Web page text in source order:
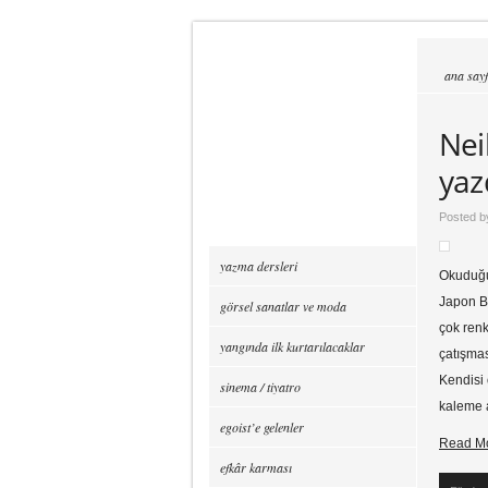
ana
Posted
Japon
çok
Kendisi
kaleme
Read
yazma dersleri
görsel sanatlar ve moda
yangında ilk kurtarılacaklar
sinema / tiyatro
egoist’e gelenler
efkâr karması